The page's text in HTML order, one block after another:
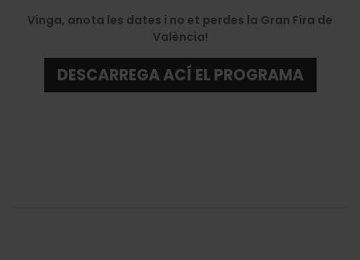
Vinga, anota les dates i no et perdes la Gran Fira de
València!
DESCARREGA ACÍ EL PROGRAMA